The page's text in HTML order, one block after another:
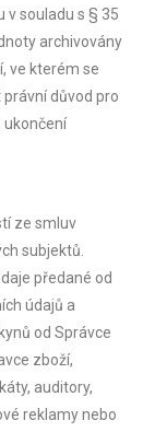
v souladu s § 35
archivovány
ve kterém se
důvod pro
ukončení
ze smluv
subjektů.
předané od
údajů a
od Správce
zboží,
auditory,
reklamy nebo